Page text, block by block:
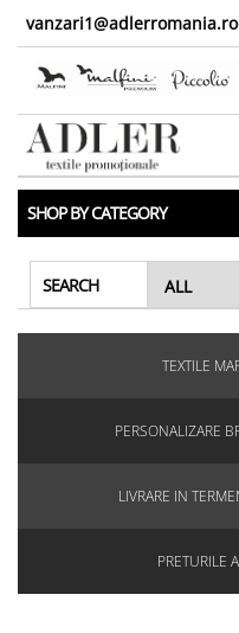
vanzari1@adlerromania.ro
SHOP BY CATEGORY
SEARCH
TEXTILE
PERSONALIZARE
LIVRARE IN
PRETURILE